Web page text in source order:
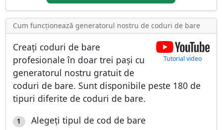
Cum funcționează generatorul nostru de coduri de bare
Tutorial video
Creați coduri de bare
profesionale în doar trei pași cu
generatorul nostru gratuit de
coduri de bare. Sunt disponibile peste 180 de
tipuri diferite de coduri de bare.
1 Alegeți tipul de cod de bare